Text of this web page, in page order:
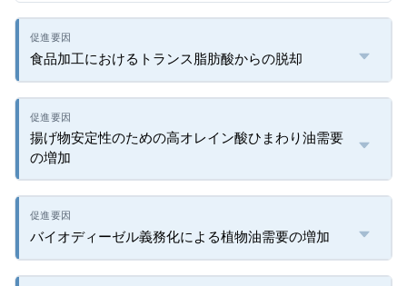
食品加工におけるトランス脂肪酸からの脱却
揚げ物安定性のための高オレイン酸ひまわり油需要
の増加
バイオディーゼル義務化による植物油需要の増加